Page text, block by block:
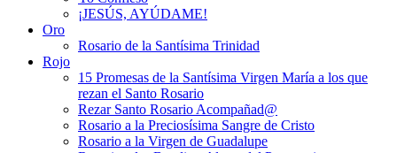
¡JESÚS, AYÚDAME!
Oro
Rosario de la Santísima Trinidad
Rojo
15 Promesas de la Santísima Virgen María a los que
rezan el Santo Rosario
Rezar Santo Rosario Acompañad@
Rosario a la Preciosísima Sangre de Cristo
Rosario a la Virgen de Guadalupe